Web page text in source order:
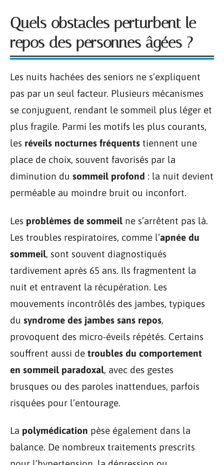
Quels obstacles perturbent le
repos des personnes âgées ?
Les nuits hachées des seniors ne s’expliquent
pas par un seul facteur. Plusieurs mécanismes
se conjuguent, rendant le sommeil plus léger et
plus fragile. Parmi les motifs les plus courants,
les réveils nocturnes fréquents tiennent une
place de choix, souvent favorisés par la
diminution du sommeil profond : la nuit devient
perméable au moindre bruit ou inconfort.
Les problèmes de sommeil ne s’arrêtent pas là.
Les troubles respiratoires, comme l’apnée du
sommeil, sont souvent diagnostiqués
tardivement après 65 ans. Ils fragmentent la
nuit et entravent la récupération. Les
mouvements incontrôlés des jambes, typiques
du syndrome des jambes sans repos,
provoquent des micro-éveils répétés. Certains
souffrent aussi de troubles du comportement
en sommeil paradoxal, avec des gestes
brusques ou des paroles inattendues, parfois
risquées pour l’entourage.
La polymédication pèse également dans la
balance. De nombreux traitements prescrits